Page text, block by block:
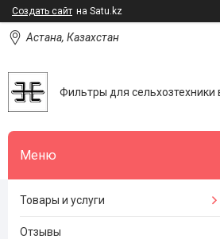
Создать сайт на Satu.kz
Астана, Казахстан
Фильтры для
Товары и услуги
Отзывы